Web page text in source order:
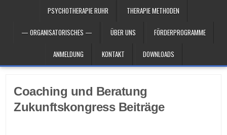
PSYCHOTHERAPIE RUHR THERAPIE METHODEN
— ORGANISATORISCHES — ÜBER UNS FÖRDERPROGRAMME
ANMELDUNG KONTAKT DOWNLOADS
Coaching und Beratung
Zukunftskongress Beiträge